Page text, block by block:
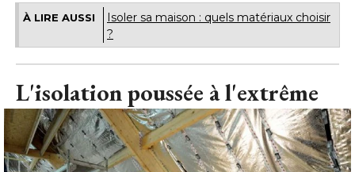
À LIRE AUSSI
Isoler sa maison : quels matériaux choisir
?
L'isolation poussée à l'extrême